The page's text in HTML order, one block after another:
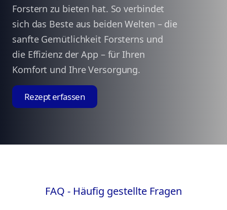
Forstern zu bieten hat. So verbindet
sich das Beste aus beiden Welten – die
sanfte Gemütlichkeit Forsterns und
die Effizienz der App – für Ihren
Komfort und Ihre Versorgung.
Rezept erfassen
FAQ - Häufig gestellte Fragen